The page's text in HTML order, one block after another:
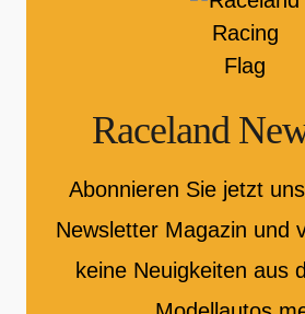
Raceland
Abonnieren Sie jetzt
Newsletter Magazin und
keine Neuigkeiten aus